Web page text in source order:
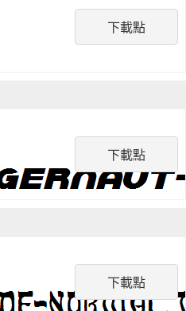
下載點
下載點
下載點